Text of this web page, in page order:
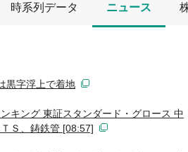
時系列データ ニュース
黒字浮上で着地
キング 東証スタンダード・グロース 中
Ｓ、鋳鉄管 [08:57]